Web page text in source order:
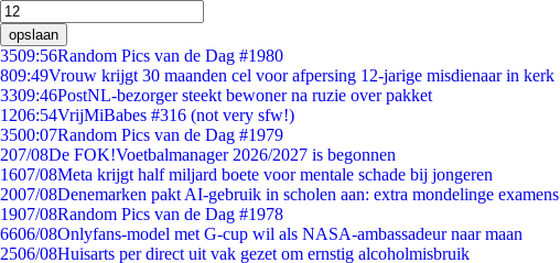
opslaan
3509:56Random Pics van de Dag #1980
809:49Vrouw krijgt 30 maanden cel voor afpersing 12-jarige misdienaar in kerk
3309:46PostNL-bezorger steekt bewoner na ruzie over pakket
1206:54VrijMiBabes #316 (not very sfw!)
3500:07Random Pics van de Dag #1979
207/08De FOK!Voetbalmanager 2026/2027 is begonnen
1607/08Meta krijgt half miljard boete voor mentale schade bij jongeren
2007/08Denemarken pakt AI-gebruik in scholen aan: extra mondelinge examens
1907/08Random Pics van de Dag #1978
6606/08Onlyfans-model met G-cup wil als NASA-ambassadeur naar maan
2506/08Huisarts per direct uit vak gezet om ernstig alcoholmisbruik